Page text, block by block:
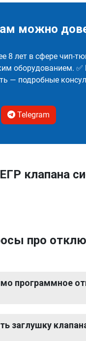
можно
8 лет в сфере чип-
оборудованием.
— подробные
Telegram
клапана
про
программное
заглушку